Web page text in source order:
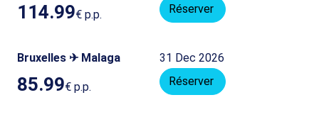
114.99€ p.p. Réserver
Bruxelles ✈ Malaga 31 Dec 2026
85.99€ p.p. Réserver